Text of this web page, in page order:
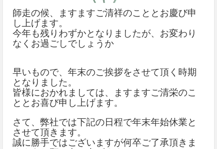
師走の候、ますますご清祥のこととお慶び申
し上げます。
今年も残りわずかとなりましたが、お変わり
なくお過ごしでしょうか
早いもので、年末のご挨拶をさせて頂く時期
となりました。
皆様におかれましては、ますますご清栄のこ
ととお喜び申し上げます。
さて、弊社では下記の日程で年末年始休業と
させて頂きます。
誠に勝手ではございますが何卒ご了承頂きま